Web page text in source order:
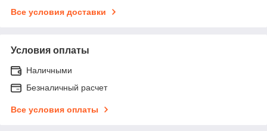
Все условия доставки
Условия оплаты
Наличными
Безналичный расчет
Все условия оплаты